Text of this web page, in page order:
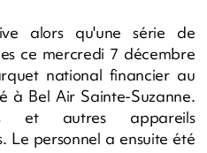
alors qu'une série de
ce mercredi 7 décembre
national financier au
à Bel Air Sainte-Suzanne.
et autres appareils
Le personnel a ensuite été